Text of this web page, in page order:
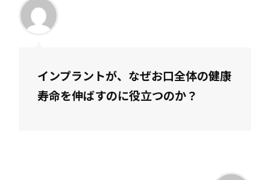
インプラントが、なぜお口全体の健康
寿命を伸ばすのに役立つのか？